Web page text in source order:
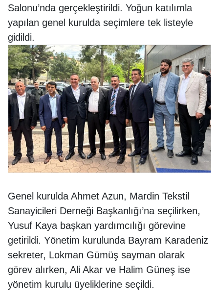
Salonu’nda gerçekleştirildi. Yoğun katılımla
yapılan genel kurulda seçimlere tek listeyle
gidildi.
Genel kurulda Ahmet Azun, Mardin Tekstil
Sanayicileri Derneği Başkanlığı’na seçilirken,
Yusuf Kaya başkan yardımcılığı görevine
getirildi. Yönetim kurulunda Bayram Karadeniz
sekreter, Lokman Gümüş sayman olarak
görev alırken, Ali Akar ve Halim Güneş ise
yönetim kurulu üyeliklerine seçildi.